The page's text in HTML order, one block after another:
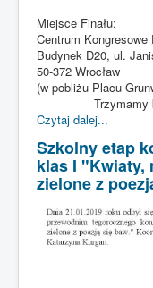
Miejsce Finału:
Centrum
Budynek D20, ul.
50-372 Wrocław
(w pobliżu Placu
Czytaj dalej...
Szkolny etap
klas I "Kwiaty,
zielone z